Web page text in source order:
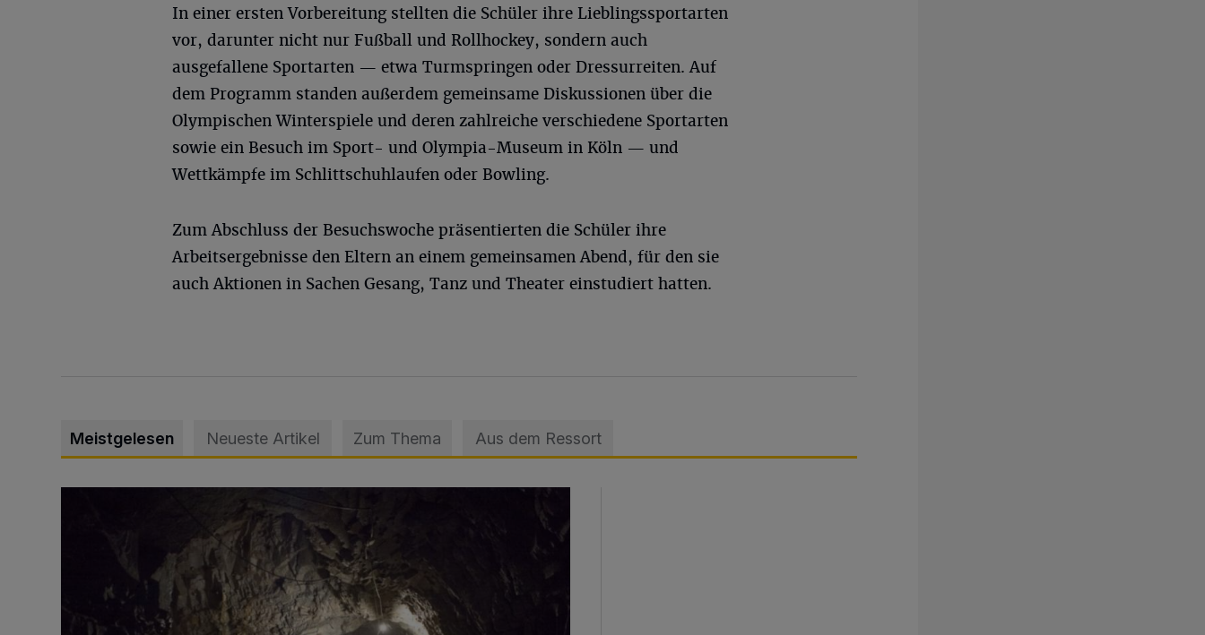
In einer ersten Vorbereitung stellten die Schüler ihre Lieblingssportarten
vor, darunter nicht nur Fußball und Rollhockey, sondern auch
ausgefallene Sportarten — etwa Turmspringen oder Dressurreiten. Auf
dem Programm standen außerdem gemeinsame Diskussionen über die
Olympischen Winterspiele und deren zahlreiche verschiedene Sportarten
sowie ein Besuch im Sport- und Olympia-Museum in Köln — und
Wettkämpfe im Schlittschuhlaufen oder Bowling.
Zum Abschluss der Besuchswoche präsentierten die Schüler ihre
Arbeitsergebnisse den Eltern an einem gemeinsamen Abend, für den sie
auch Aktionen in Sachen Gesang, Tanz und Theater einstudiert hatten.
Meistgelesen Neueste Artikel Zum Thema Aus dem Ressort